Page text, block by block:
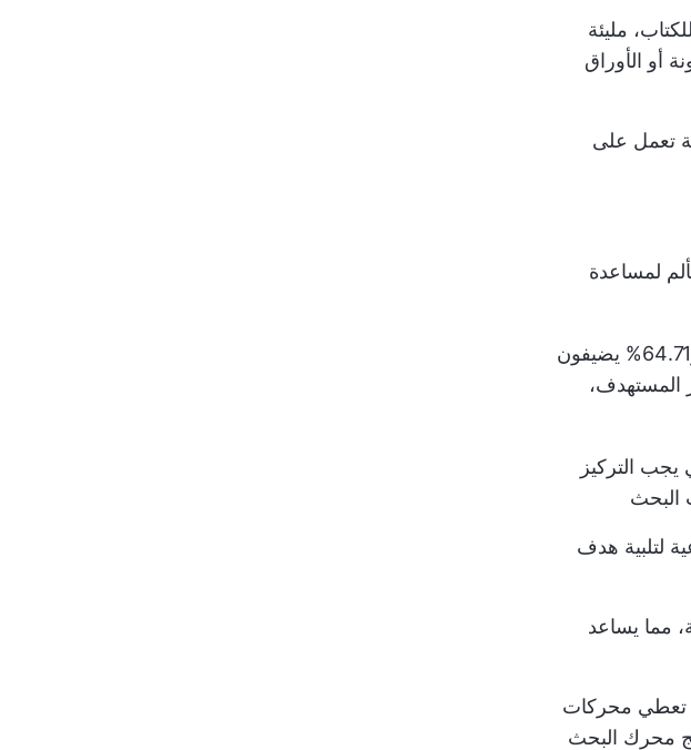
مليئة
أو الأوراق
تعمل على
لمساعدة
يتضمن موضوعًا و64.71% يضيفون
الجمهور المستهدف،
يجب التركيز
البحث
لتلبية هدف
مما يساعد
تعطي محركات
محرك البحث